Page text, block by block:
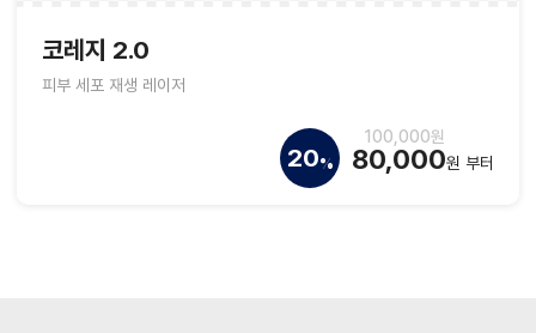
코레지 2.0
피부 세포 재생 레이저
20%
100,000원
80,000원 부터